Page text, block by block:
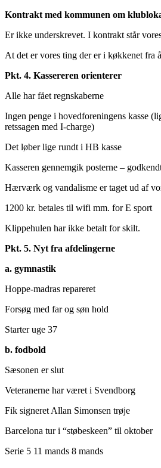
Kontrakt med kommunen om
Er ikke underskrevet. I kontrakt står
At det er vores ting der er i køkkenet fra
Pkt. 4. Kassereren orienterer
Alle har fået regnskaberne
Ingen penge i hovedforeningens kasse
retssagen med I-charge)
Det løber lige rundt i HB kasse
Kasseren gennemgik posterne –
Hærværk og vandalisme er taget ud af
1200 kr. betales til wifi mm. for E sport
Klippehulen har ikke betalt for skilt.
Pkt. 5. Nyt fra afdelingerne
a. gymnastik
Hoppe-madras repareret
Forsøg med far og søn hold
Starter uge 37
b. fodbold
Sæsonen er slut
Veteranerne har været i Svendborg
Fik signeret Allan Simonsen trøje
Barcelona tur i “støbeskeen” til oktober
Serie 5 11 mands 8 mands